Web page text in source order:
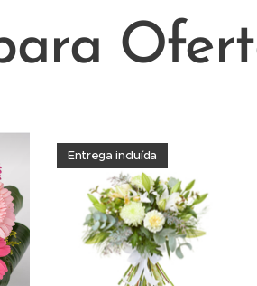
Entrega incluída